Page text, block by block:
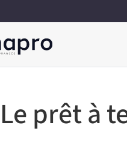
Le prêt à